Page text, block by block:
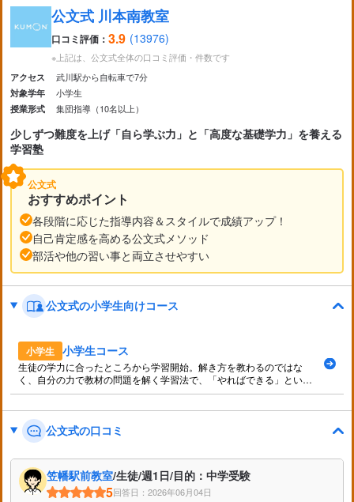
公文式 川本南教室
口コミ評価： 3.9 (13976)
※上記は、公文式全体の口コミ評価・件数です
アクセス 武川駅から自転車で7分
対象学年 小学生
授業形式 集団指導（10名以上）
少しずつ難度を上げ「自ら学ぶ力」と「高度な基礎学力」を養える
学習塾
公文式
おすすめポイント
各段階に応じた指導内容＆スタイルで成績アップ！
自己肯定感を高める公文式メソッド
部活や他の習い事と両立させやすい
公文式の小学生向けコース
小学生 小学生コース
生徒の学力に合ったところから学習開始。解き方を教わるのではな
く、自分の力で教材の問題を解く学習法で、「やればできる」という
自己肯定感を育みます。
公文式の口コミ
笠幡駅前教室/生徒/週1日/目的：中学受験
5回答日：2026年06月04日